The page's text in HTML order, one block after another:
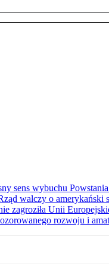
sens wybuchu
walczy o amerykański
zagroziła Unii
rozwoju i